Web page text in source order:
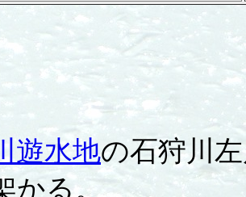
遊水地の石狩川
かる。